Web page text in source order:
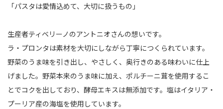
「パスタは愛情込めて、大切に扱うもの」
生産者ティベリーノのアントニオさんの想いです。
ラ・プロンタは素材を大切にしながら丁寧につくられています。
野菜のうま味を引き出し、やさしく、奥行きのある味わいに仕上
げました。野菜本来のうま味に加え、ポルチーニ茸を使用するこ
とでコクを出しており、酵母エキスは無添加です。塩はイタリア・
プーリア産の海塩を使用しています。